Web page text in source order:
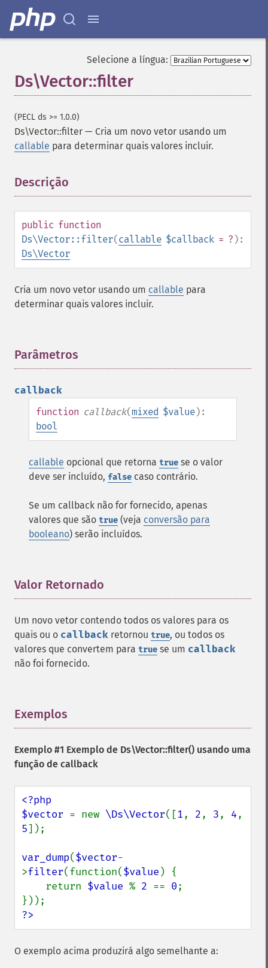
Selecione a língua:
Ds\Vector::filter
(PECL ds >= 1.0.0)
Ds\Vector::filter — Cria um novo vetor usando um
callable para determinar quais valores incluir.
Descrição
public function
Ds\Vector::filter(callable $callback = ? ):
Ds\Vector
Cria um novo vetor usando um callable para
determinar quais valores incluir.
Parâmetros
callback
function callback(mixed $value):
bool
callable opcional que retorna true se o valor
deve ser incluído, false caso contrário.
Se um callback não for fornecido, apenas
valores que são true (veja conversão para
booleano) serão incluídos.
Valor Retornado
Um novo vetor contendo todos os valores para os
quais ou o callback retornou true, ou todos os
valores que convertem para true se um callback
não foi fornecido.
Exemplos
Exemplo #1 Exemplo de Ds\Vector::filter() usando uma
função de callback
<?php
$vector = new \Ds\Vector([1, 2, 3, 4
5]);
var_dump($vector-
>filter(function($value ) {
    return
$value % 2 == 0;
?>
O exemplo acima produzirá algo semelhante a: